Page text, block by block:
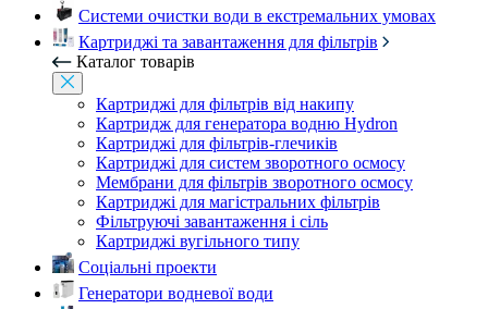
Системи очистки води в екстремальних умовах
Картриджі та завантаження для фільтрів
Каталог товарів
Картриджі для фільтрів від накипу
Картридж для генератора водню Hydron
Картриджі для фільтрів-глечиків
Картриджі для систем зворотного осмосу
Мембрани для фільтрів зворотного осмосу
Картриджі для магістральних фільтрів
Фільтруючі завантаження і сіль
Картриджі вугільного типу
Соціальні проекти
Генератори водневої води